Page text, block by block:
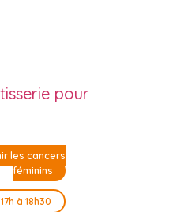
pour
les cancers
féminins
à 18h30